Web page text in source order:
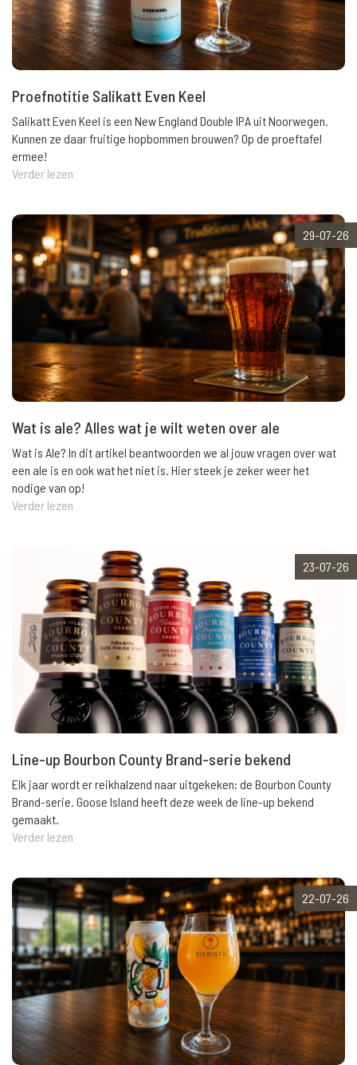
Proefnotitie Salikatt Even Keel
Salikatt Even Keel is een New England Double IPA uit Noorwegen.
Kunnen ze daar fruitige hopbommen brouwen? Op de proeftafel
ermee!
Verder lezen
29-07-26
Wat is ale? Alles wat je wilt weten over ale
Wat is Ale? In dit artikel beantwoorden we al jouw vragen over wat
een ale is en ook wat het niet is. Hier steek je zeker weer het
nodige van op!
Verder lezen
23-07-26
Line-up Bourbon County Brand-serie bekend
Elk jaar wordt er reikhalzend naar uitgekeken: de Bourbon County
Brand-serie. Goose Island heeft deze week de line-up bekend
gemaakt.
Verder lezen
22-07-26